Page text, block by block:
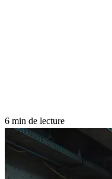
6 min de lecture